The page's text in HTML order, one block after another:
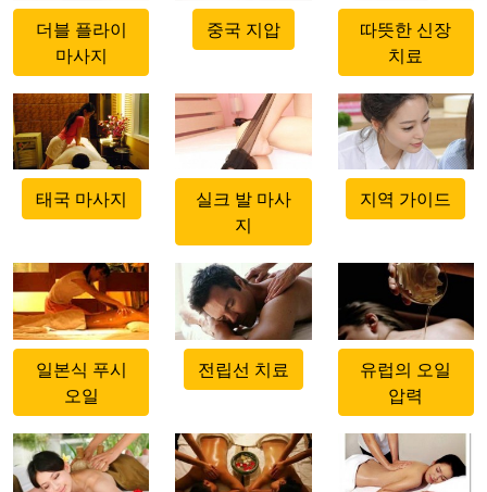
더블 플라이
마사지
중국 지압
따뜻한 신장
치료
500x500
태국 마사지
500x500
실크 발 마사
지
500x500
지역 가이드
500x500
일본식 푸시
오일
500x500
전립선 치료
500x500
유럽의 오일
압력
500x500 500x500 500x500